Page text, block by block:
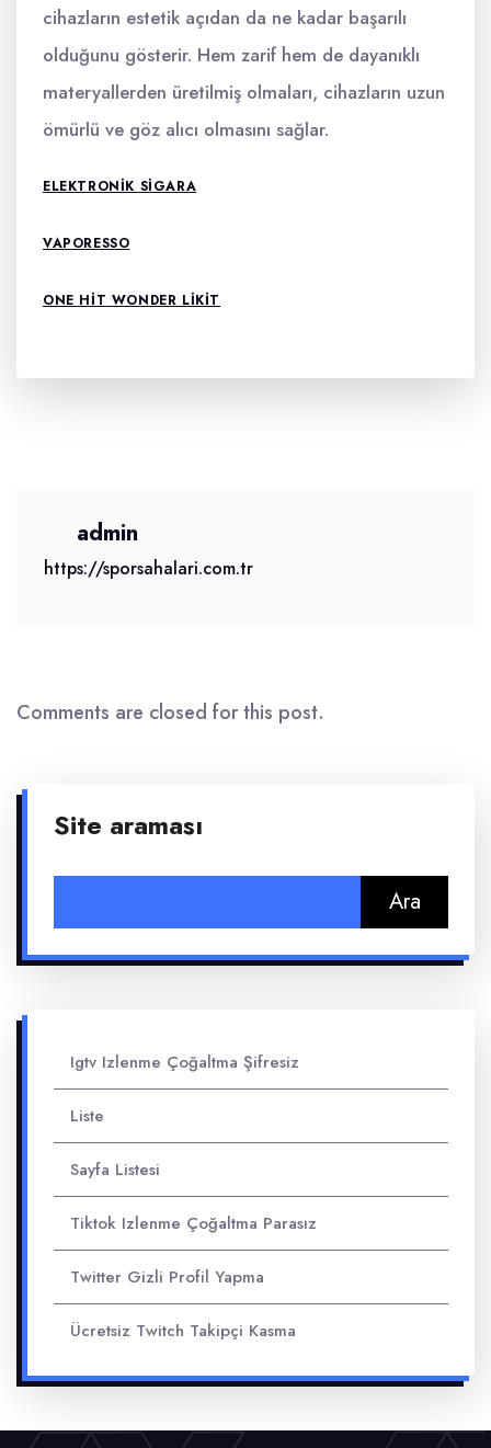
cihazların estetik açıdan da ne kadar başarılı
olduğunu gösterir. Hem zarif hem de dayanıklı
materyallerden üretilmiş olmaları, cihazların uzun
ömürlü ve göz alıcı olmasını sağlar.
ELEKTRONIK SIGARA
VAPORESSO
ONE HIT WONDER LIKIT
admin
https://sporsahalari.com.tr
Comments are closed for this post.
Site araması
Igtv Izlenme Çoğaltma Şifresiz
Liste
Sayfa Listesi
Tiktok Izlenme Çoğaltma Parasız
Twitter Gizli Profil Yapma
Ücretsiz Twitch Takipçi Kasma